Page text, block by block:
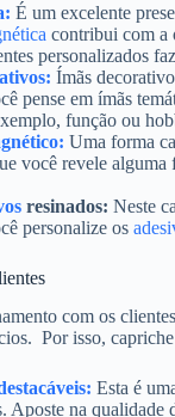
É um excelente
contribui com a
personalizados
Ímãs
pense em ímãs
função ou
Uma forma
você revele
resinados: Neste
personalize os
com os
Por isso,
Esta é
Aposte na